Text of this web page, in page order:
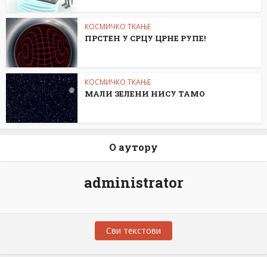
КОСМИЧКО ТКАЊЕ
ПРСТЕН У СРЦУ ЦРНЕ РУПЕ!
КОСМИЧКО ТКАЊЕ
МАЛИ ЗЕЛЕНИ НИСУ ТАМО
О аутору
administrator
Сви текстови